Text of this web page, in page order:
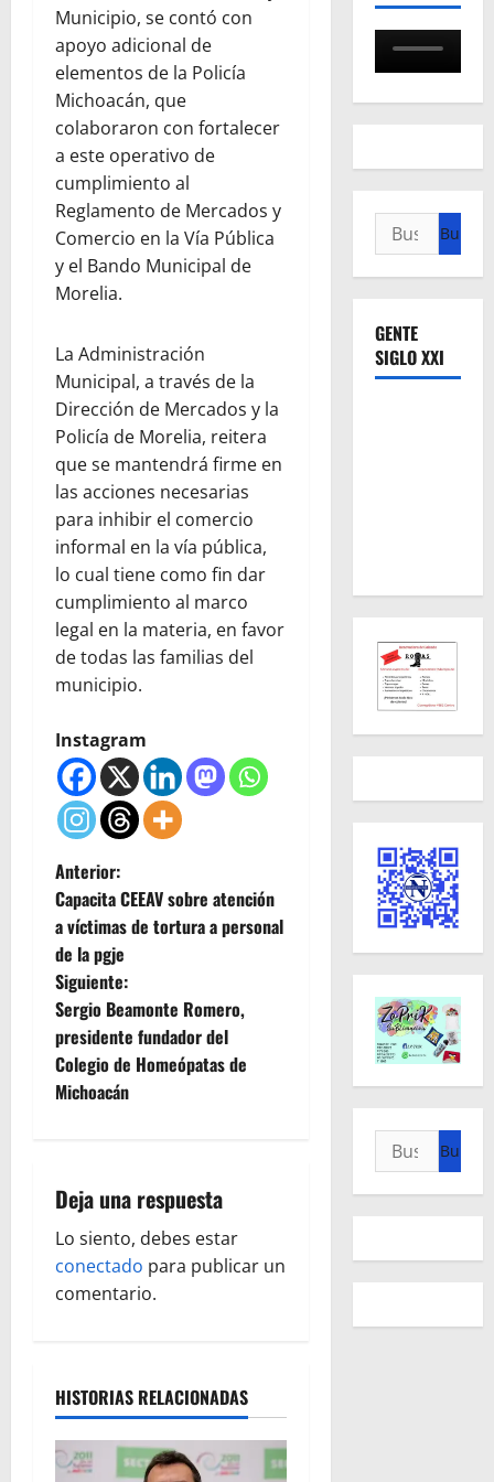
Municipio, se contó con
apoyo adicional de
elementos de la Policía
Michoacán, que
colaboraron con fortalecer
a este operativo de
cumplimiento al
Reglamento de Mercados y
Comercio en la Vía Pública
y el Bando Municipal de
Morelia.
La Administración
Municipal, a través de la
Dirección de Mercados y la
Policía de Morelia, reitera
que se mantendrá firme en
las acciones necesarias
para inhibir el comercio
informal en la vía pública,
lo cual tiene como fin dar
cumplimiento al marco
legal en la materia, en favor
de todas las familias del
municipio.
Instagram
N
a
v
e
g
a
i
ó
n
e
e
Anterior:
Capacita CEEAV sobre atención
a víctimas de tortura a personal
de la pgje
Siguiente:
Sergio Beamonte Romero,
presidente fundador del
Colegio de Homeópatas de
Michoacán
Deja una respuesta
Lo siento, debes estar
conectado para publicar un
comentario.
HISTORIAS RELACIONADAS
Buscar:
GENTE
SIGLO XXI
Buscar: